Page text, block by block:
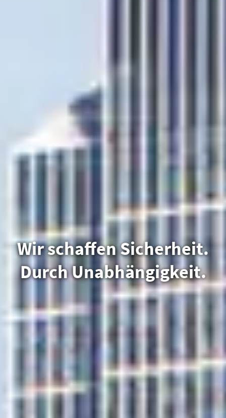
Wir schaffen Sicherheit.
Durch Unabhängigkeit.